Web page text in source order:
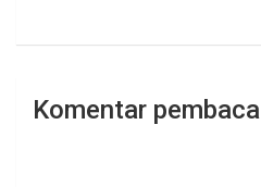
Komentar pembaca